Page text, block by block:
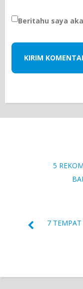
Beritahu saya
5
7